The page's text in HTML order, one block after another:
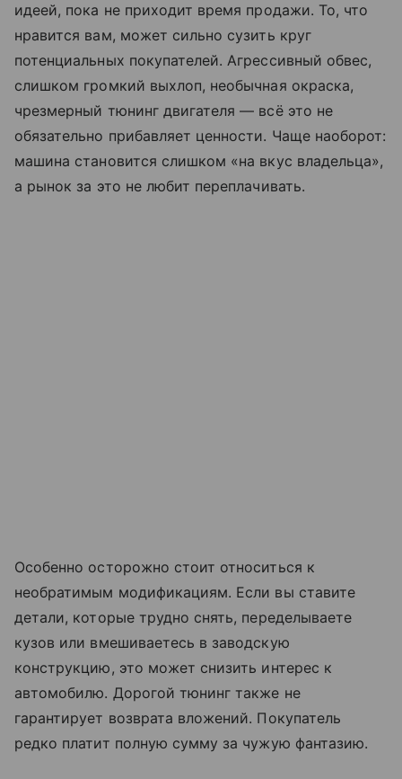
идеей, пока не приходит время продажи. То, что
нравится вам, может сильно сузить круг
потенциальных покупателей. Агрессивный обвес,
слишком громкий выхлоп, необычная окраска,
чрезмерный тюнинг двигателя — всё это не
обязательно прибавляет ценности. Чаще наоборот:
машина становится слишком «на вкус владельца»,
а рынок за это не любит переплачивать.
Особенно осторожно стоит относиться к
необратимым модификациям. Если вы ставите
детали, которые трудно снять, переделываете
кузов или вмешиваетесь в заводскую
конструкцию, это может снизить интерес к
автомобилю. Дорогой тюнинг также не
гарантирует возврата вложений. Покупатель
редко платит полную сумму за чужую фантазию.